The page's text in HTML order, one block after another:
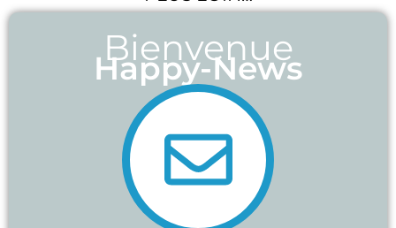
Bienvenue
Happy-News